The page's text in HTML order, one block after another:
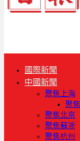
國際新聞
中國新聞
聚焦上海
聚焦
聚焦北京
聚焦蘇浙
聚焦杭州